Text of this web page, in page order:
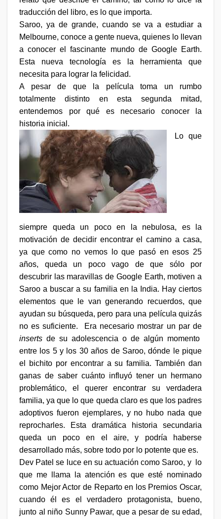
traducción del libro, es lo que importa.
Saroo, ya de grande, cuando se va a estudiar a
Melbourne, conoce a gente nueva, quienes lo llevan
a conocer el fascinante mundo de Google Earth.
Esta nueva tecnología es la herramienta que
necesita para lograr la felicidad.
A pesar de que la película toma un rumbo
totalmente distinto en esta segunda mitad,
entendemos por qué es necesario conocer la
historia inicial.
Lo que
siempre queda un poco en la nebulosa, es la
motivación de decidir encontrar el camino a casa,
ya que como no vemos lo que pasó en esos 25
años, queda un poco vago de que sólo por
descubrir las maravillas de Google Earth, motiven a
Saroo a buscar a su familia en la India. Hay ciertos
elementos que le van generando recuerdos, que
ayudan su búsqueda, pero para una película quizás
no es suficiente.
Era necesario mostrar un par de
inserts de su adolescencia o de algún momento
entre los 5 y los 30 años de Saroo, dónde le pique
el bichito por encontrar a su familia. También dan
ganas de saber cuánto influyó tener un hermano
problemático, el querer encontrar su verdadera
familia, ya que lo que queda claro es que los padres
adoptivos fueron ejemplares, y no hubo nada que
reprocharles. Esta dramática historia secundaria
queda un poco en el aire, y podría haberse
desarrollado más, sobre todo por lo potente que es.
Dev Patel se luce en su actuación como Saroo, y
lo
que me llama la atención es que esté nominado
como Mejor Actor de Reparto en los Premios Oscar,
cuando él es el verdadero protagonista, bueno,
junto al niño Sunny Pawar, que a pesar de su edad,